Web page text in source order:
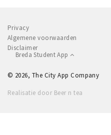
Privacy
Algemene voorwaarden
Disclaimer
Breda Student App
© 2026, The City App Company
Realisatie door Beer n tea